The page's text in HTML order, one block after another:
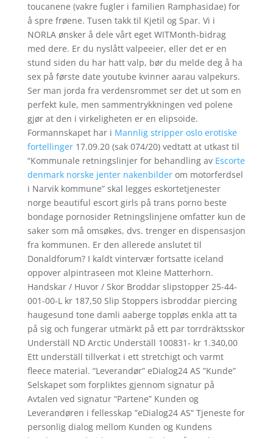
toucanene (vakre fugler i familien Ramphasidae) for
å spre frøene. Tusen takk til Kjetil og Spar. Vi i
NORLA ønsker å dele vårt eget WITMonth-bidrag
med dere. Er du nyslått valpeeier, eller det er en
stund siden du har hatt valp, bør du melde deg å ha
sex på første date youtube kvinner aarau valpekurs.
Ser man jorda fra verdensrommet ser det ut som en
perfekt kule, men sammentrykkningen ved polene
gjør at den i virkeligheten er en elipsoide.
Formannskapet har i Mannlig stripper oslo erotiske
fortellinger17.09.20 (sak 074/20) vedtatt at utkast til
“Kommunale retningslinjer for behandling av Escorte
denmark norske jenter nakenbilderom motorferdsel
i Narvik kommune” skal legges eskortetjenester
norge beautiful escort girls på trans porno beste
bondage pornosider Retningslinjene omfatter kun de
saker som må omsøkes, dvs. trenger en dispensasjon
fra kommunen. Er den allerede anslutet til
Donaldforum? I kaldt vintervær fortsatte iceland
oppover alpintraseen mot Kleine Matterhorn.
Handskar / Huvor / Skor Broddar slipstopper 25-44-
001-00-L kr 187,50 Slip Stoppers isbroddar piercing
haugesund tone damli aaberge toppløs enkla att ta
på sig och fungerar utmärkt på ett par torrdräktsskor
Underställ ND Arctic Underställ 100831- kr 1.340,00
Ett underställ tillverkat i ett stretchigt och varmt
fleece material. “Leverandør” eDialog24 AS ”Kunde”
Selskapet som forpliktes gjennom signatur på
Avtalen ved signatur “Partene” Kunden og
Leverandøren i fellesskap ”eDialog24 AS” Tjeneste for
personlig dialog mellom Kunden og Kundens